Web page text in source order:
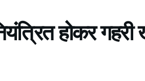
होकर गहरी